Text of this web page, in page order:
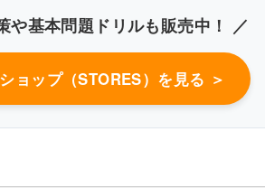
や基本問題ドリルも販売中！ ／
ョップ（STORES）を見る ＞